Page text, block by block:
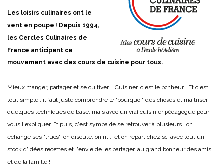
Les loisirs culinaires ont le
vent en poupe ! Depuis 1994,
les Cercles Culinaires de
France anticipent ce
mouvement avec des cours de cuisine pour tous.
Mieux manger, partager et se cultiver … Cuisiner, c'est le bonheur ! Et c'est
tout simple : il faut juste comprendre le "pourquoi" des choses et maîtriser
quelques techniques de base, mais avec un vrai cuisinier pédagogue pour
vous l'expliquer. Et puis, c'est sympa de se retrouver à plusieurs : on
échange ses "trucs", on discute, on rit … et on repart chez soi avec tout un
stock d'idées recettes et l'envie de les partager, au grand bonheur des amis
et de la famille !